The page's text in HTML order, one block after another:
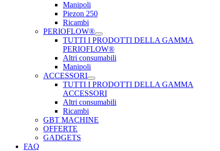
Manipoli
Piezon 250
Ricambi
PERIOFLOW®
TUTTI I PRODOTTI DELLA GAMMA
PERIOFLOW®
Altri consumabili
Manipoli
ACCESSORI
TUTTI I PRODOTTI DELLA GAMMA
ACCESSORI
Altri consumabili
Ricambi
GBT MACHINE
OFFERTE
GADGETS
FAQ